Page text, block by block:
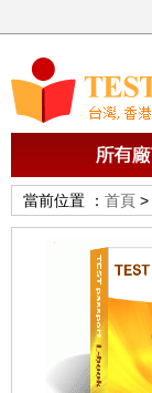
當前位置 ： 首頁 >